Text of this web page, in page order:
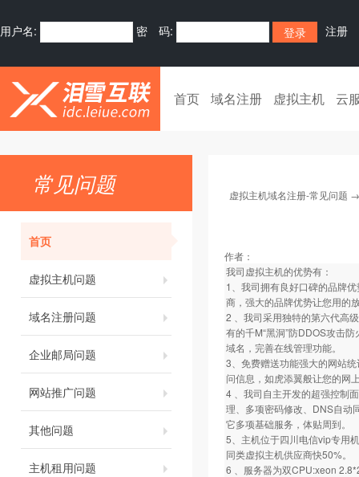
用户名: 密 码: 注册
首页 域名注册 虚拟主机 云
常见问题
首页
虚拟主机问题
域名注册问题
企业邮局问题
网站推广问题
其他问题
主机租用问题
虚拟主机域名注册-常见问题
作者：
我司虚拟主机的优势有：
1、我司拥有良好口碑的品牌
商，强大的品牌优势让您用的
2 、我司采用独特的第六代高
有的千M“黑洞”防DDOS攻击
域名，完善在线管理功能。
3、免费赠送功能强大的网站
问信息，如虎添翼般让您的网
4 、我司自主开发的超强控制
理、多项密码修改、DNS自动
它多项基础服务，体贴周到。
5、主机位于四川电信vip专用
同类虚拟主机供应商快50%。
6 、服务器为双CPU:xeon